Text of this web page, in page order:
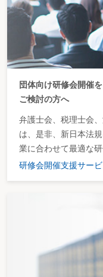
団体向け研修会開催を
ご検討の方へ
弁護士会、税理士会
は、是非、新日本法
業に合わせて最適な
研修会開催支援サービ